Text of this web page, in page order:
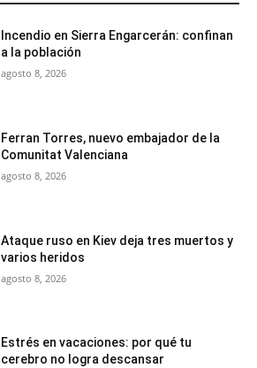
Incendio en Sierra Engarcerán: confinan
a la población
agosto 8, 2026
Ferran Torres, nuevo embajador de la
Comunitat Valenciana
agosto 8, 2026
Ataque ruso en Kiev deja tres muertos y
varios heridos
agosto 8, 2026
Estrés en vacaciones: por qué tu
cerebro no logra descansar